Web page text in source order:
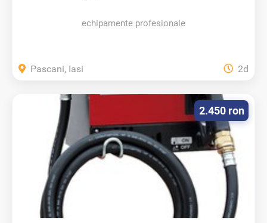
echipamente profesionale
Pascani, Iasi 2d
2.450 ron